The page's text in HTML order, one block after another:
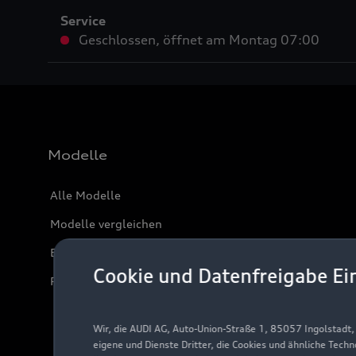
Cookie und Datenfreigabe
Wir, die AUDI AG, Auto-Union-Straße 1, 85057
eigene und Dienste Dritter, die Cookies und ähnliche
Service
Geschlossen, öffnet am Montag 07:00
Modelle
Alle Modelle
Modelle vergleichen
Elektromodelle
Plug-in-Hybride